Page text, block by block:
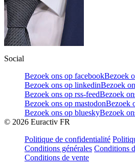
Social
Bezoek ons op facebookBezoek
Bezoek ons op linkedinBezoek
Bezoek ons op rss-feedBezoek
Bezoek ons op mastodonBezoek
Bezoek ons op blueskyBezoek
© 2026 Euractiv FR
Politique de confidentialité
Conditions générales Conditions
Conditions de vente